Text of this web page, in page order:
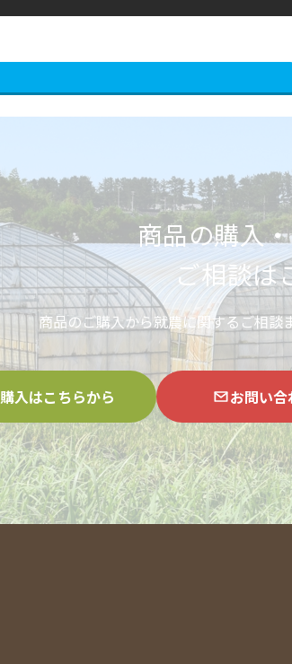
商品の購入
ご相談は
商品のご購入から就農に関するご相談
購入はこちらから お問い合